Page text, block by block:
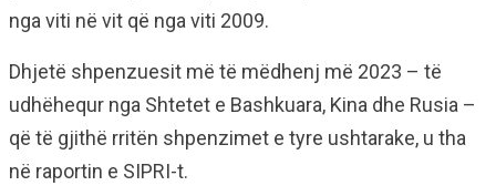
nga viti në vit që nga viti 2009.
Dhjetë shpenzuesit më të mëdhenj më 2023 – të
udhëhequr nga Shtetet e Bashkuara, Kina dhe Rusia –
që të gjithë rritën shpenzimet e tyre ushtarake, u tha
në raportin e SIPRI-t.